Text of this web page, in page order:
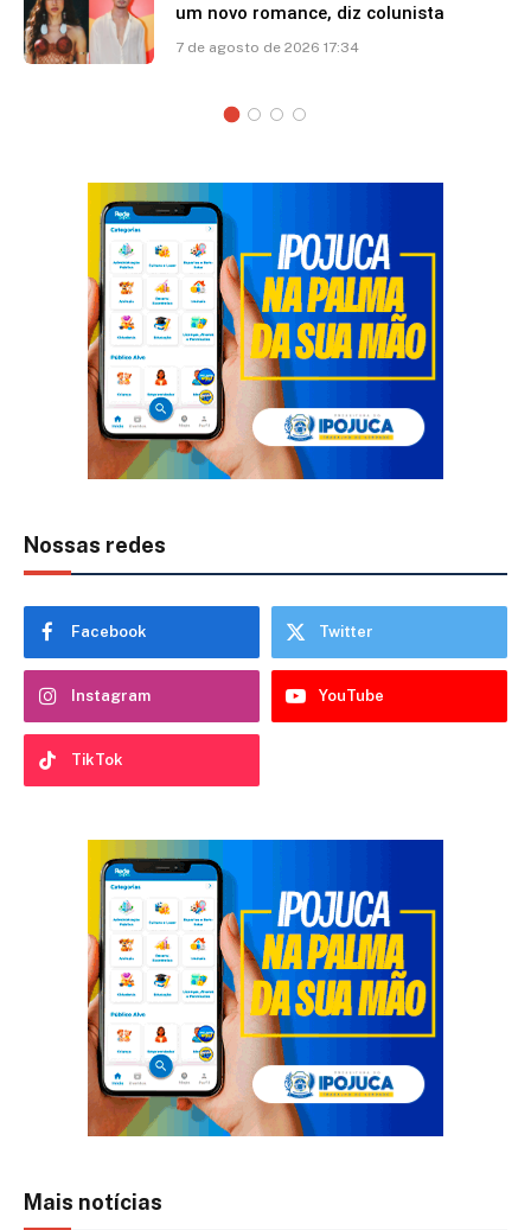
um novo romance, diz colunista
7 de agosto de 2026 17:34
Nossas redes
Facebook Twitter
Instagram YouTube
TikTok
Mais notícias